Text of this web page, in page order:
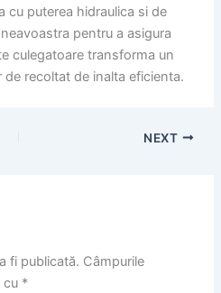
cu puterea hidraulica si de
pentru a asigura
culegatoare transforma un
recoltat de inalta eficienta.
NEXT
fi publicată. Câmpurile
cu *